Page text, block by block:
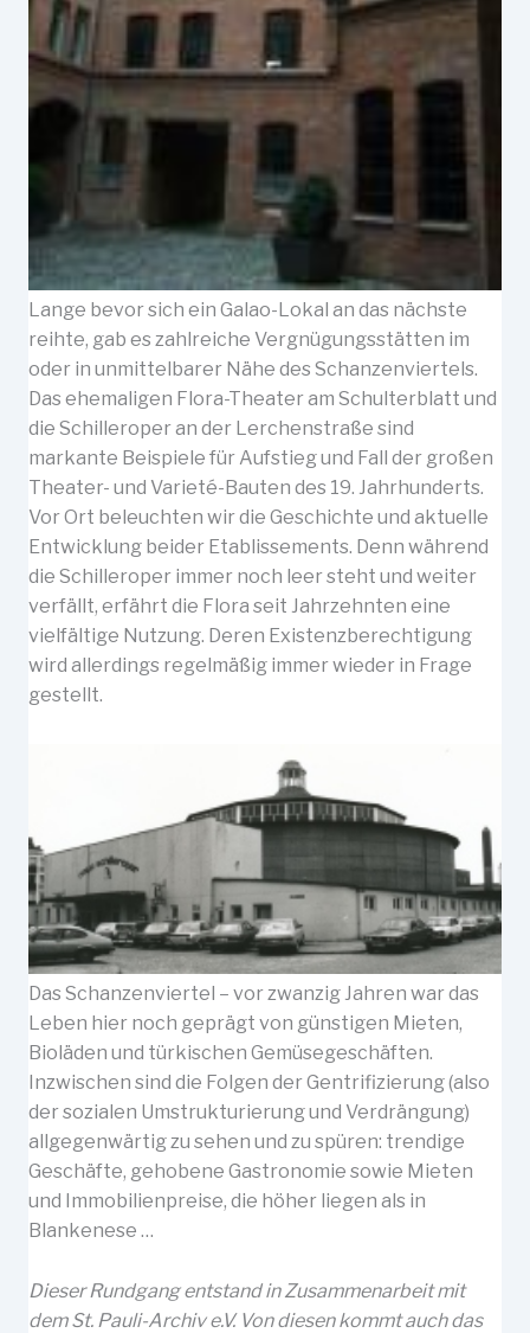
Lange bevor sich ein Galao-Lokal an das nächste
reihte, gab es zahlreiche Vergnügungsstätten im
oder in unmittelbarer Nähe des Schanzenviertels.
Das ehemaligen Flora-Theater am Schulterblatt und
die Schilleroper an der Lerchenstraße sind
markante Beispiele für Aufstieg und Fall der großen
Theater- und Varieté-Bauten des 19. Jahrhunderts.
Vor Ort beleuchten wir die Geschichte und aktuelle
Entwicklung beider Etablissements. Denn während
die Schilleroper immer noch leer steht und weiter
verfällt, erfährt die Flora seit Jahrzehnten eine
vielfältige Nutzung. Deren Existenzberechtigung
wird allerdings regelmäßig immer wieder in Frage
gestellt.
Das Schanzenviertel – vor zwanzig Jahren war das
Leben hier noch geprägt von günstigen Mieten,
Bioläden und türkischen Gemüsegeschäften.
Inzwischen sind die Folgen der Gentrifizierung (also
der sozialen Umstrukturierung und Verdrängung)
allgegenwärtig zu sehen und zu spüren: trendige
Geschäfte, gehobene Gastronomie sowie Mieten
und Immobilienpreise, die höher liegen als in
Blankenese …
Dieser Rundgang entstand in Zusammenarbeit mit
dem St. Pauli-Archiv e.V. Von diesen kommt auch das